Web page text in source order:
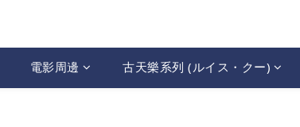
電影周邊 古天樂系列 (ルイス・クー)